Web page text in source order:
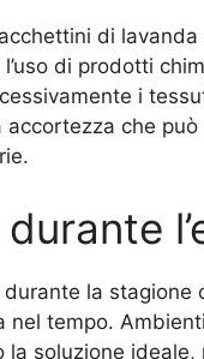
di
di prodotti
i
accortezza che
la stagione
nel tempo.
soluzione ideale,